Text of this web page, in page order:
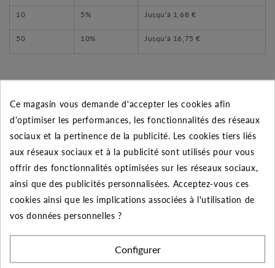
10 5% Jusqu'à 1,68 €
50 10% Jusqu'à 16,75 €
DESCRIPTION DU PRODUIT
Découvrez la crépine inox 392 3/4" pour clapet
taraudé. Cette crépine à maille inox de 1.25 mm permet
de limiter les impuretés grossières de s’introduire dans
la tuyauterie. Souvent installée en amont du clapet
antiretour elle participe à son bon fonctionnement car
crépine dispose d’une tête e nylon permettant un
Ce magasin vous demande d'accepter les cookies afin
d'optimiser les performances, les fonctionnalités des réseaux
sociaux et la pertinence de la publicité. Les cookies tiers liés
aux réseaux sociaux et à la publicité sont utilisés pour vous
offrir des fonctionnalités optimisées sur les réseaux sociaux,
ainsi que des publicités personnalisées. Acceptez-vous ces
cookies ainsi que les implications associées à l'utilisation de
vos données personnelles ?
Configurer